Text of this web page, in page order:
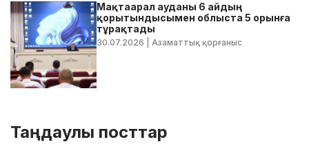
Мақтаарал ауданы 6 айдың
қорытындысымен облыста 5 орынға
тұрақтады
30.07.2026 | Азаматтық қорғаныс
Таңдаулы посттар